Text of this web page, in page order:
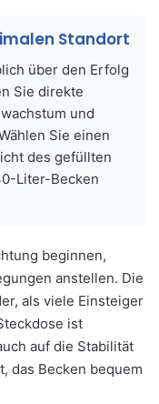
Standort
über den Erfolg
Sie direkte
und
Sie einen
des gefüllten
Liter-Becken
beginnen,
anstellen. Die
als viele Einsteiger
ist
auf die Stabilität
das Becken bequem